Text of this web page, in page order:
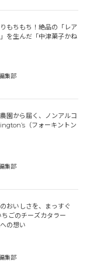
もちもち！絶品の「レア
を生んだ「中津菓子かね
集部
園から届く、ノンアルコ
（フォーキントン
集部
おいしさを、まっすぐ
ごのチーズカタラー
の想い
集部